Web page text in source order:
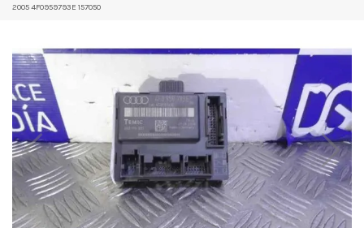
2005 4F0959793E 157050